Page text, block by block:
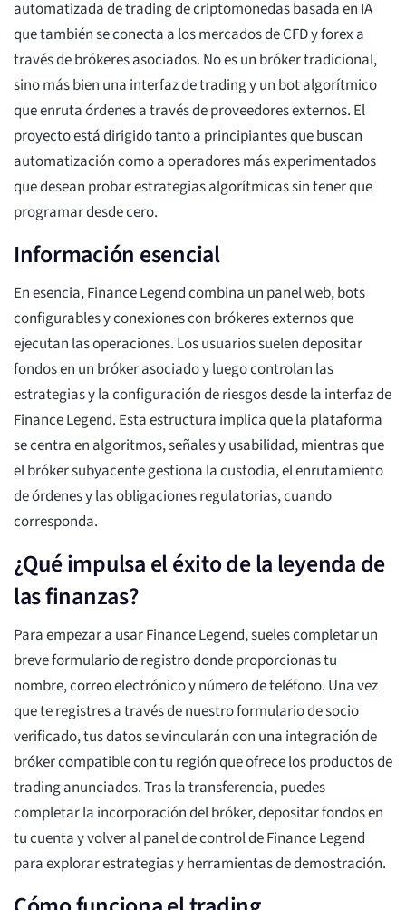
automatizada de trading de criptomonedas basada en IA
que también se conecta a los mercados de CFD y forex a
través de brókeres asociados. No es un bróker tradicional,
sino más bien una interfaz de trading y un bot algorítmico
que enruta órdenes a través de proveedores externos. El
proyecto está dirigido tanto a principiantes que buscan
automatización como a operadores más experimentados
que desean probar estrategias algorítmicas sin tener que
programar desde cero.
Información esencial
En esencia, Finance Legend combina un panel web, bots
configurables y conexiones con brókeres externos que
ejecutan las operaciones. Los usuarios suelen depositar
fondos en un bróker asociado y luego controlan las
estrategias y la configuración de riesgos desde la interfaz de
Finance Legend. Esta estructura implica que la plataforma
se centra en algoritmos, señales y usabilidad, mientras que
el bróker subyacente gestiona la custodia, el enrutamiento
de órdenes y las obligaciones regulatorias, cuando
corresponda.
¿Qué impulsa el éxito de la leyenda de
las finanzas?
Para empezar a usar Finance Legend, sueles completar un
breve formulario de registro donde proporcionas tu
nombre, correo electrónico y número de teléfono. Una vez
que te registres a través de nuestro formulario de socio
verificado, tus datos se vincularán con una integración de
bróker compatible con tu región que ofrece los productos de
trading anunciados. Tras la transferencia, puedes
completar la incorporación del bróker, depositar fondos en
tu cuenta y volver al panel de control de Finance Legend
para explorar estrategias y herramientas de demostración.